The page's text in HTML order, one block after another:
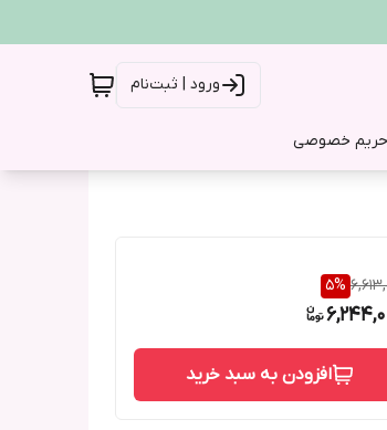
ورود | ثبت‌نام
خصوصی
5%
افزودن به سبد خرید